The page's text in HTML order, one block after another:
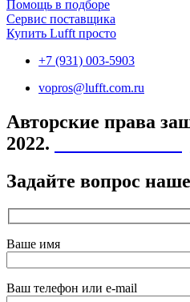
Помощь в подборе
Сервис поставщика
Купить Lufft просто
+7 (931) 003-5903
vopros@lufft.com.ru
Авторские права
2022.
Задайте вопрос
Ваше имя
Ваш телефон или e-mail